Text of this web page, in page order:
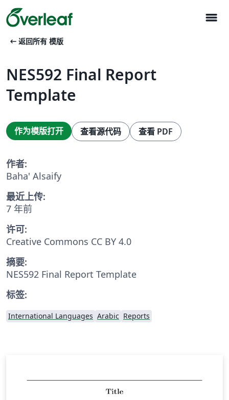
menu
arrow_left_alt 返回所有 模版
NES592 Final Report
Template
作为模版打开 查看源代码 查看 PDF
作者:
Baha' Alsaify
最近上传:
7 年前
许可:
Creative Commons CC BY 4.0
摘要:
NES592 Final Report Template
标签:
International Languages Arabic Reports